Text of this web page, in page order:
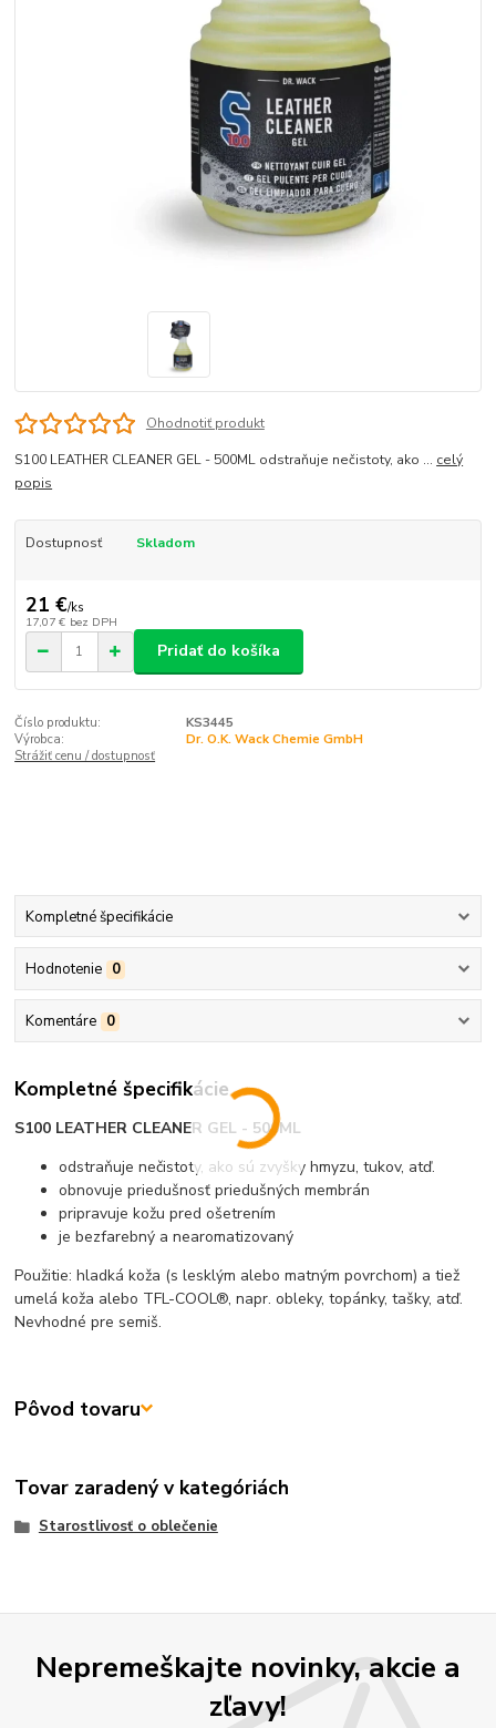
Ohodnotiť produkt
S100 LEATHER CLEANER GEL - 500ML odstraňuje nečistoty, ako ... celý
popis
Dostupnosť Skladom
21 €/ks
17,07 € bez DPH
Pridať do košíka
Číslo produktu:
KS3445
Výrobca:
Dr. O.K. Wack Chemie GmbH
Strážiť cenu / dostupnosť
Kompletné špecifikácie
Hodnotenie 0
Komentáre 0
Kompletné špecifikácie
S100 LEATHER CLEANER GEL - 500ML
odstraňuje nečistoty, ako sú zvyšky hmyzu, tukov, atď.
obnovuje priedušnosť priedušných membrán
pripravuje kožu pred ošetrením
je bezfarebný a nearomatizovaný
Použitie: hladká koža (s lesklým alebo matným povrchom) a tiež
umelá koža alebo TFL-COOL®, napr. obleky, topánky, tašky, atď.
Nevhodné pre semiš.
Pôvod tovaru
Tovar zaradený v kategóriách
Starostlivosť o oblečenie
Nepremeškajte novinky, akcie a
zľavy!